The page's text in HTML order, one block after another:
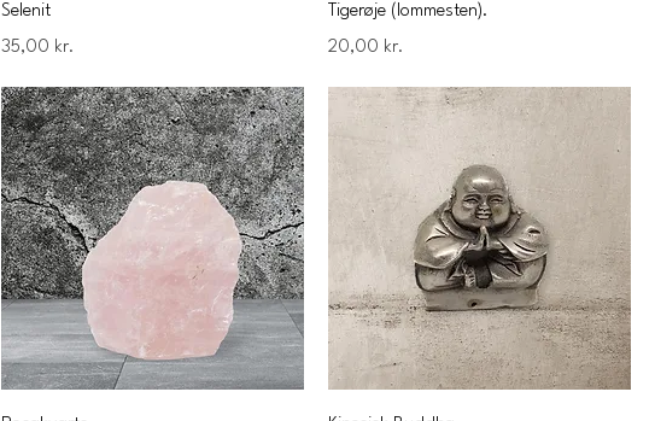
Selenit
Pris
35,00 kr.
Tigerøje (lommesten).
Pris
20,00 kr.